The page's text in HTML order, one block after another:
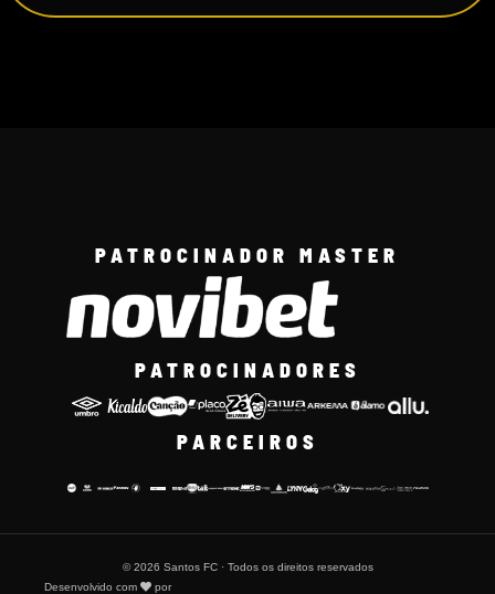
PATROCINADOR MASTER
PATROCINADORES
PARCEIROS
© 2026 Santos FC · Todos os direitos reservados
Desenvolvido com
por